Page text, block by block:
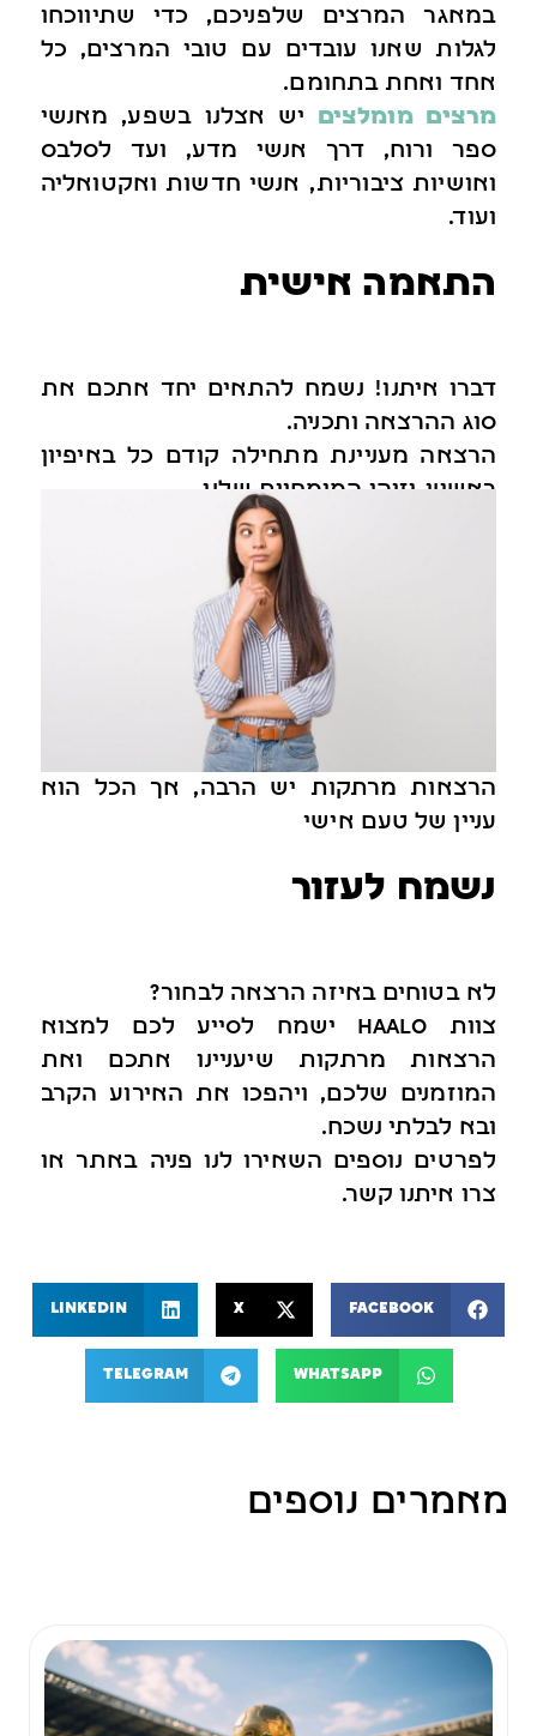
במאגר המרצים שלפניכם, כדי שתיווכחו
לגלות שאנו עובדים עם טובי המרצים, כל
אחד ואחת בתחומם.
מרצים מומלצים יש אצלנו בשפע, מאנשי
ספר ורוח, דרך אנשי מדע, ועד לסלבס
ואושיות ציבוריות, אנשי חדשות ואקטואליה
ועוד.
התאמה אישית
דברו איתנו! נשמח להתאים יחד אתכם את
סוג ההרצאה ותכניה.
הרצאה מעניינת מתחילה קודם כל באיפיון
ראשוני, וזוהי המומחיות שלנו.
הרצאות מרתקות יש הרבה, אך הכל הוא
עניין של טעם אישי
נשמח לעזור
לא בטוחים באיזה הרצאה לבחור?
צוות haalo ישמח לסייע לכם למצוא
הרצאות מרתקות שיעניינו אתכם ואת
המוזמנים שלכם, ויהפכו את האירוע הקרב
ובא לבלתי נשכח.
לפרטים נוספים השאירו לנו פניה באתר או
צרו איתנו קשר.
Facebook
X
LinkedIn
WhatsApp
Telegram
מאמרים נוספים